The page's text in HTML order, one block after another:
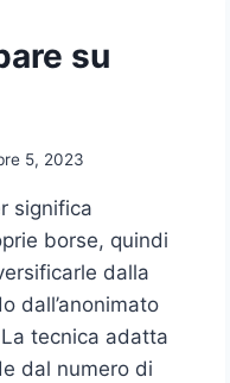
su
5, 2023
significa
borse, quindi
dalla
dall’anonimato
tecnica adatta
dal numero di